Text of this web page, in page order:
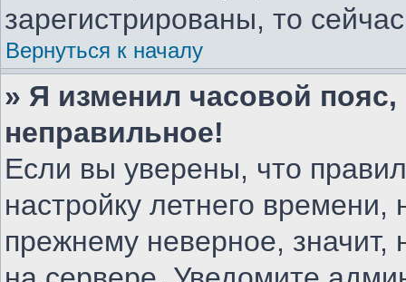
зарегистрированы, то
Вернуться к началу
» Я изменил часовой
неправильное!
Если вы уверены, что
настройку летнего
прежнему неверное, значит,